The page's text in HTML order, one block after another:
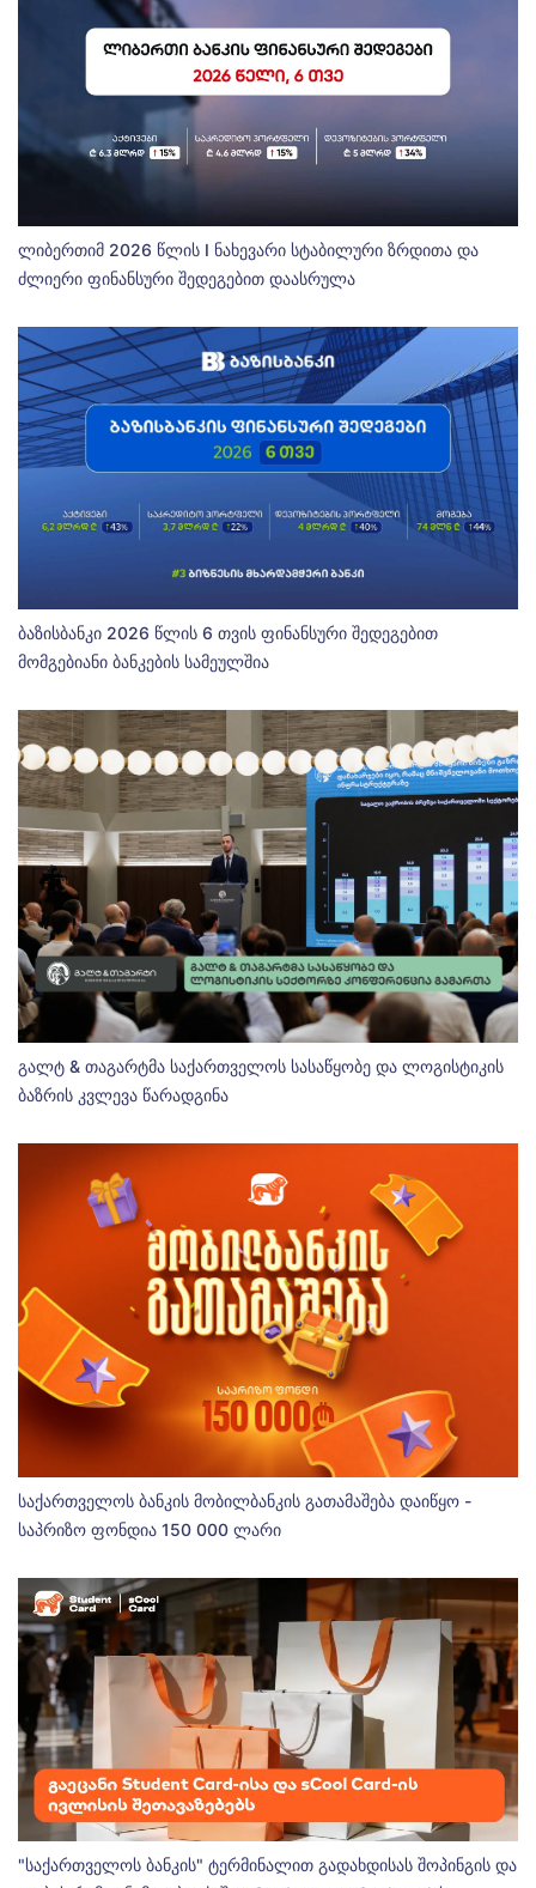
ლიბერთიმ 2026 წლის I ნახევარი სტაბილური ზრდითა და
ძლიერი ფინანსური შედეგებით დაასრულა
ბაზისბანკი 2026 წლის 6 თვის ფინანსური შედეგებით
მომგებიანი ბანკების სამეულშია
გალტ & თაგარტმა საქართველოს სასაწყობე და ლოგისტიკის
ბაზრის კვლევა წარადგინა
საქართველოს ბანკის მობილბანკის გათამაშება დაიწყო -
საპრიზო ფონდია 150 000 ლარი
"საქართველოს ბანკის" ტერმინალით გადახდისას შოპინგის და